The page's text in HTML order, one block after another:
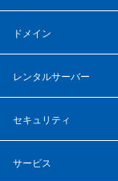
ドメイン
レンタルサーバー
セキュリティ
サービス